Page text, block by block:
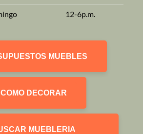
12-6p.m.
MUEBLES
COMO DECORAR
MUEBLERIA